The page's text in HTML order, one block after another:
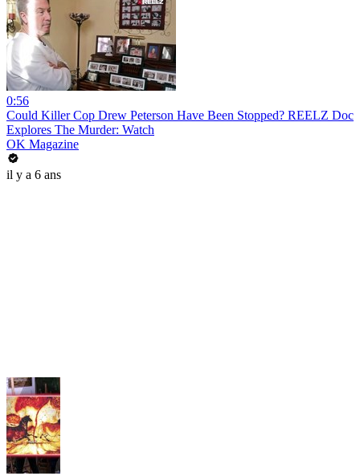
0:56
Could Killer Cop Drew Peterson Have Been Stopped? REELZ Doc
Explores The Murder: Watch
OK Magazine
il y a 6 ans